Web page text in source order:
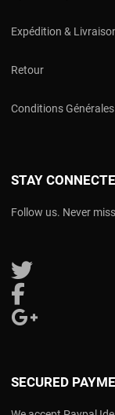
Expédition &
Retour
Conditions Générales
STAY
Follow us. Never
Follow us on
SECURED